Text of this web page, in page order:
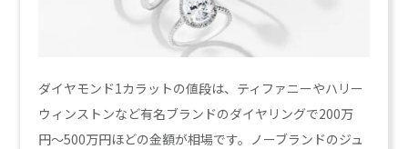
ダイヤモンド1カラットの値段は、ティファニーやハリー
ウィンストンなど有名ブランドのダイヤリングで200万
円〜500万円ほどの金額が相場です。ノーブランドのジュ